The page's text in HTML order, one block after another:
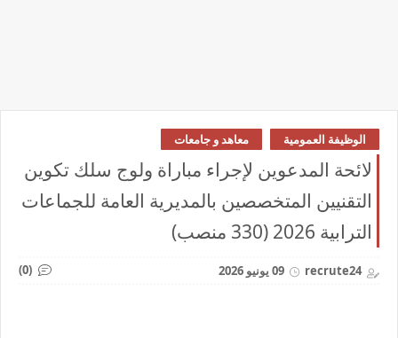
الوظيفة العمومية معاهد و جامعات
لائحة المدعوين لإجراء مباراة ولوج سلك تكوين
التقنيين المتخصصين بالمديرية العامة للجماعات
الترابية 2026 (330 منصب)
recrute24 09 يونيو 2026 (0)